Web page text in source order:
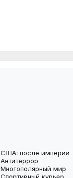
США: после империи
Антитеррор
Многополярный мир
Спортивный курьер